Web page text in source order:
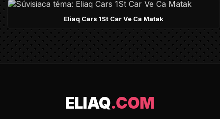
Eliaq Cars 1St Car Ve Ca Matak
ELIAQ.COM